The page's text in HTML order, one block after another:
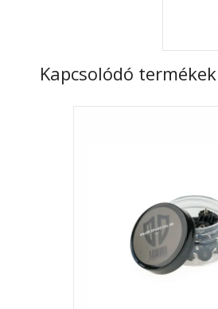
Kapcsolódó termékek